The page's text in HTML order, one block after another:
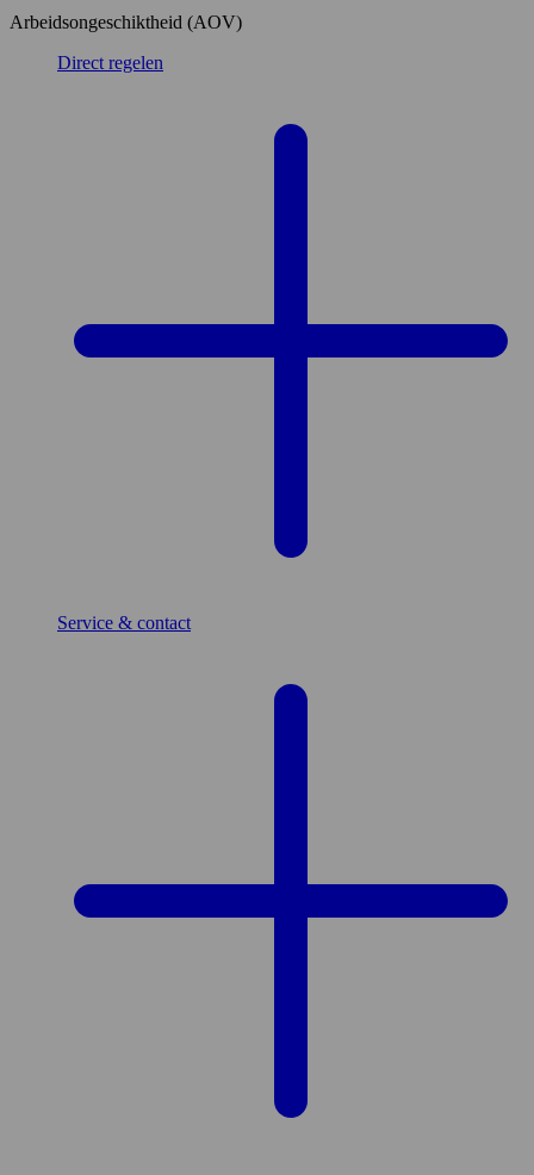
Arbeidsongeschiktheid (AOV)
Direct regelen
Service & contact